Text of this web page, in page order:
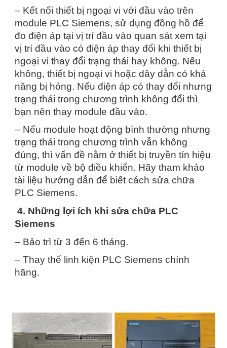
– Kết nối thiết bị ngoại vi với đầu vào trên
module PLC Siemens, sử dụng đồng hồ để
đo điện áp tại vị trí đầu vào quan sát xem tại
vị trí đầu vào có điện áp thay đổi khi thiết bị
ngoại vi thay đổi trạng thái hay không. Nếu
không, thiết bị ngoại vi hoặc dây dẫn có khả
năng bị hỏng. Nếu điện áp có thay đổi nhưng
trạng thái trong chương trình không đổi thì
bạn nên thay module đầu vào.
– Nếu module hoạt động bình thường nhưng
trạng thái trong chương trình vẫn không
đúng, thì vấn đề nằm ở thiết bị truyền tín hiệu
từ module về bộ điều khiển. Hãy tham khảo
tài liệu hướng dẫn để biết cách sửa chữa
PLC Siemens.
4. Những lợi ích khi sửa chữa PLC
Siemens
– Bảo trì từ 3 đến 6 tháng.
– Thay thế linh kiện PLC Siemens chính
hãng.